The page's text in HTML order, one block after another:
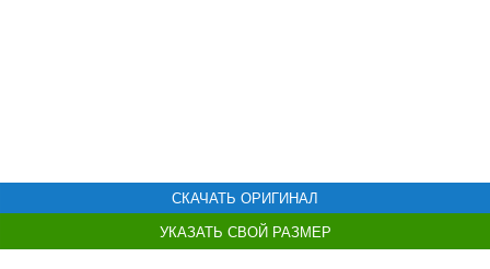
СКАЧАТЬ ОРИГИНАЛ
УКАЗАТЬ СВОЙ РАЗМЕР